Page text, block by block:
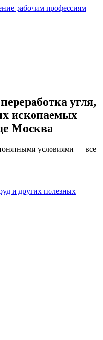
рабочим профессиям
угля,
ископаемых
Москва
условиями — все
и других полезных